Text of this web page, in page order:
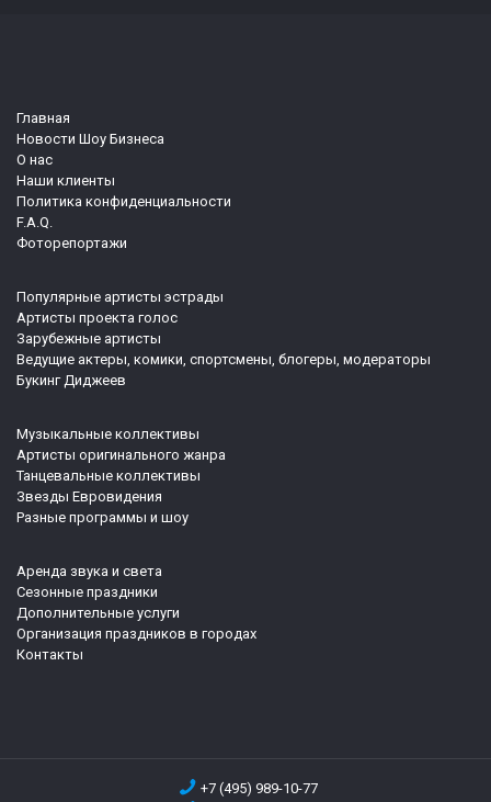
Главная
Новости Шоу Бизнеса
О нас
Наши клиенты
Политика конфиденциальности
F.A.Q.
Фоторепортажи
Популярные артисты эстрады
Артисты проекта голос
Зарубежные артисты
Ведущие актеры, комики, спортсмены, блогеры, модераторы
Букинг Диджеев
Музыкальные коллективы
Артисты оригинального жанра
Танцевальные коллективы
Звезды Евровидения
Разные программы и шоу
Аренда звука и света
Сезонные праздники
Дополнительные услуги
Организация праздников в городах
Контакты
+7 (495) 989-10-77